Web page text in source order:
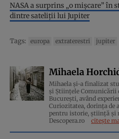
NASA a surprins „o mișcare” în
dintre sateliții lui Jupiter
Tags: europa extraterestri jupiter
Mihaela
Mihaela și-a finalizat
și Științele
București, având
Curiozitatea, dorința de
pentru istorie, ştiinţă şi
Descopera.ro
citește